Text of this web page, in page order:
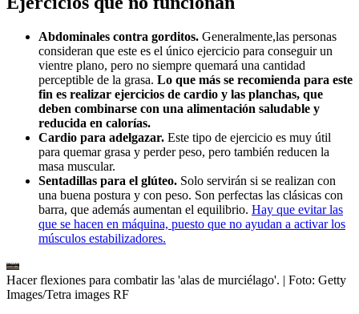
Abdominales contra gorditos. Generalmente,las personas
consideran que este es el único ejercicio para conseguir un
vientre plano, pero no siempre quemará una cantidad
perceptible de la grasa. Lo que más se recomienda para este
fin es realizar ejercicios de cardio y las planchas, que
deben combinarse con una alimentación saludable y
reducida en calorías.
Cardio para adelgazar. Este tipo de ejercicio es muy útil
para quemar grasa y perder peso, pero también reducen la
masa muscular.
Sentadillas para el glúteo. Solo servirán si se realizan con
una buena postura y con peso. Son perfectas las clásicas con
barra, que además aumentan el equilibrio. Hay que evitar las
que se hacen en máquina, puesto que no ayudan a activar los
músculos estabilizadores.
Hacer flexiones para combatir las 'alas de murciélago'. | Foto: Getty
Images/Tetra images RF